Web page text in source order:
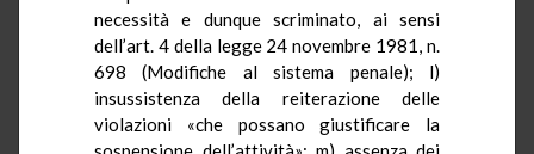
necessità e dunque scriminato, ai sensi
dell’art. 4 della legge 24 novembre 1981, n.
698 (Modifiche al sistema penale); l)
insussistenza della reiterazione delle
violazioni «che possano giustificare la